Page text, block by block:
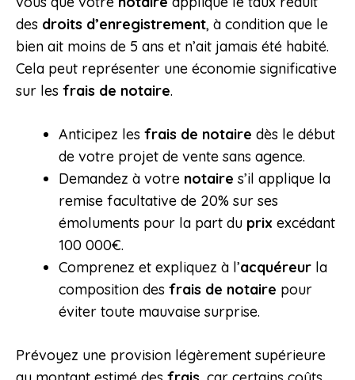
des droits d’enregistrement, à condition que le
bien ait moins de 5 ans et n’ait jamais été habité.
Cela peut représenter une économie significative
sur les frais de notaire.
Anticipez les frais de notaire dès le début
de votre projet de vente sans agence.
Demandez à votre notaire s’il applique la
remise facultative de 20% sur ses
émoluments pour la part du prix excédant
100 000€.
Comprenez et expliquez à l’acquéreur la
composition des frais de notaire pour
éviter toute mauvaise surprise.
Prévoyez une provision légèrement supérieure